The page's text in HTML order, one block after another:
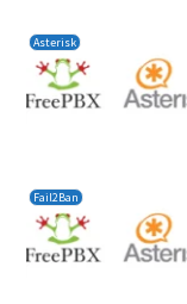
Asterisk
Fail2Ban